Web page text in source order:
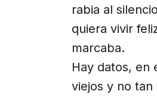
rabia al
quiera vivir
marcaba.
Hay datos, en
viejos y no tan